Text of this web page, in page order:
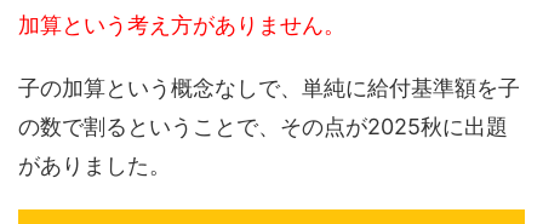
加算という考え方がありません。
子の加算という概念なしで、単純に給付基準額を子
の数で割るということで、その点が2025秋に出題
がありました。